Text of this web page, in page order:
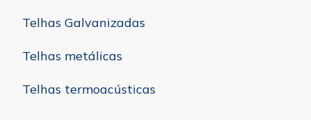
Telhas Galvanizadas
Telhas metálicas
Telhas termoacústicas